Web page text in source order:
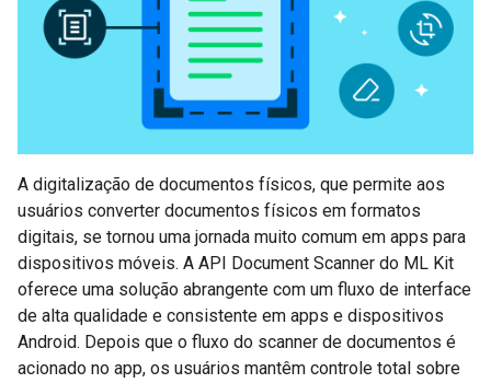
A digitalização de documentos físicos, que permite aos
usuários converter documentos físicos em formatos
digitais, se tornou uma jornada muito comum em apps para
dispositivos móveis. A API Document Scanner do ML Kit
oferece uma solução abrangente com um fluxo de interface
de alta qualidade e consistente em apps e dispositivos
Android. Depois que o fluxo do scanner de documentos é
acionado no app, os usuários mantêm controle total sobre